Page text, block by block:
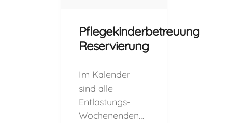
eines Kindes in
eine Freizeit, ist
eines
Schnuppertages
für beide Seiten
sehr wichtig! Je
Pflegekinderbetreuung
Reservierung
Im Kalender
sind alle
Entlastungs-
Wochenenden